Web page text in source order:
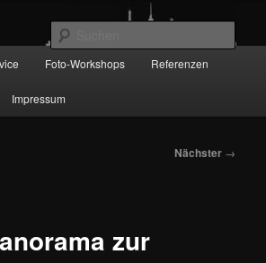
Foto-Workshops Referenzen
Impressum
Nächster →
zur